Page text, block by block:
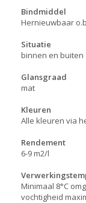
Bindmiddel
Hernieuwbaar
Situatie
binnen en buiten
Glansgraad
mat
Kleuren
Alle kleuren via
Rendement
6-9 m2/l
Minimaal 8°C
vochtigheid